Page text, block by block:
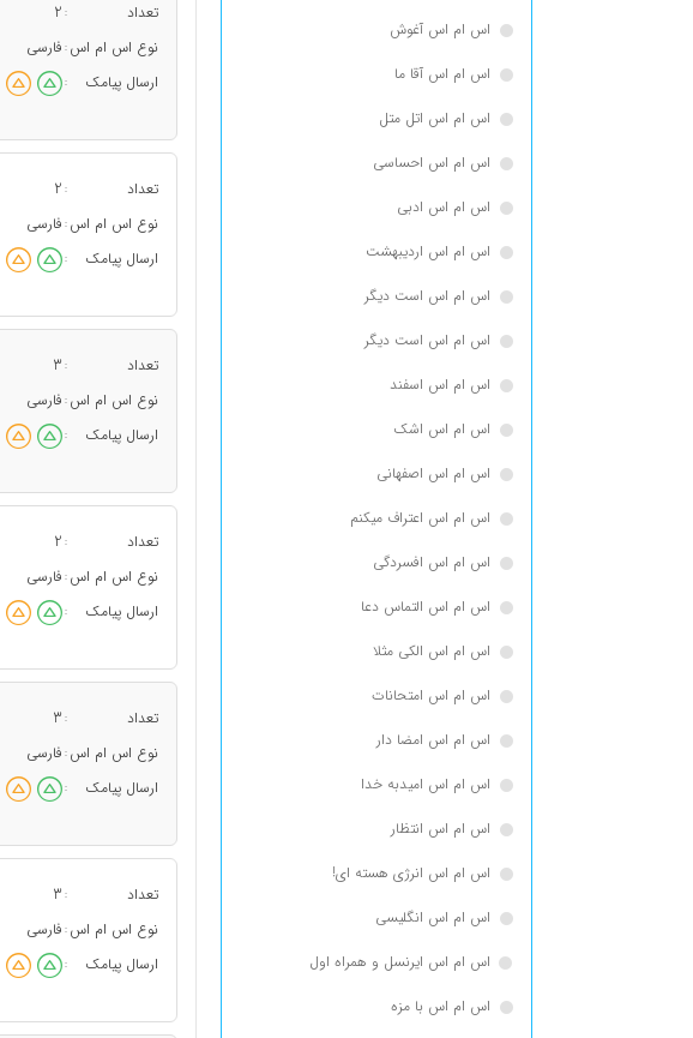
اس ام اس آغوش
اس ام اس آقا ما
اس ام اس اتل متل
اس ام اس احساسی
اس ام اس ادبی
اس ام اس اردیبهشت
اس ام اس است دیگر
اس ام اس است دیگر
اس ام اس اسفند
اس ام اس اشک
اس ام اس اصفهانی
اس ام اس اعتراف میکنم
اس ام اس افسردگی
اس ام اس التماس دعا
اس ام اس الکی مثلا
اس ام اس امتحانات
اس ام اس امضا دار
اس ام اس امیدبه خدا
اس ام اس انتظار
اس ام اس انرژی هسته ای!
اس ام اس انگلیسی
اس ام اس ایرنسل و همراه اول
اس ام اس با مزه
تعداد :
2
نوع اس ام اس : فارسی
ارسال پیامک
:
تعداد :
2
نوع اس ام اس : فارسی
ارسال پیامک
:
تعداد :
3
نوع اس ام اس : فارسی
ارسال پیامک
:
تعداد :
2
نوع اس ام اس : فارسی
ارسال پیامک
:
تعداد :
3
نوع اس ام اس : فارسی
ارسال پیامک
:
تعداد :
3
نوع اس ام اس : فارسی
ارسال پیامک
: